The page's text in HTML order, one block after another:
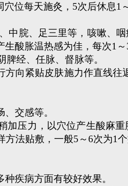
位每天施灸，5次后休息1
脘、足三里等，咳嗽、
酸胀温热感为佳，每次1～
经、任脉、督脉等。
紧贴皮肤施力作直线往
交感等。
力，以穴位产生酸麻重
法贴敷，一般5～6次为1个
疾病方面有较好效果。